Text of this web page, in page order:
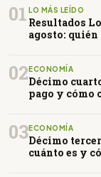
01 LO MÁS LEÍDO
Resultados
agosto:
02ECONOMÍA
Décimo
pago y cómo
03ECONOMÍA
Décimo
cuánto es y